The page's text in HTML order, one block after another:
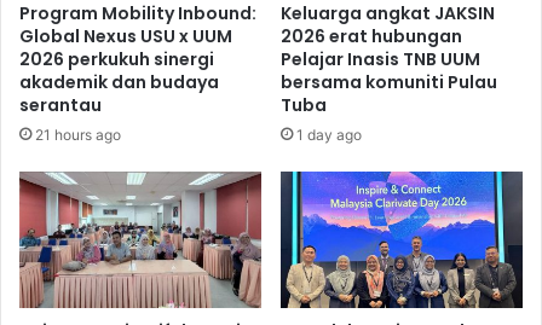
Program Mobility Inbound:
Global Nexus USU x UUM
2026 perkukuh sinergi
akademik dan budaya
serantau
21 hours ago
Keluarga angkat JAKSIN
2026 erat hubungan
Pelajar Inasis TNB UUM
bersama komuniti Pulau
Tuba
1 day ago